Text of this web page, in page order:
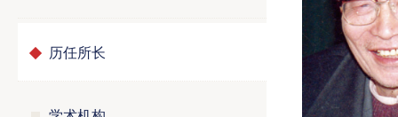
历任所长